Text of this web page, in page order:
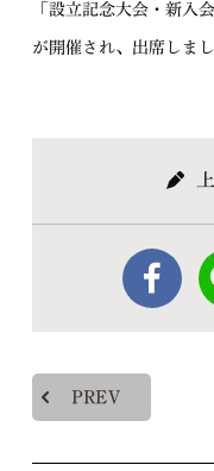
「設立記念大会・新入
が開催され、出席しまし
PREV